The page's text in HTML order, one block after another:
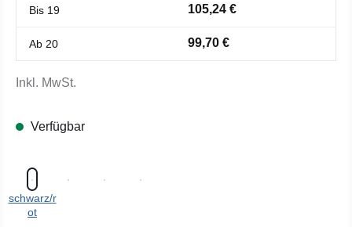
Bis 19 105,24 €
Ab 20 99,70 €
Inkl. MwSt.
Verfügbar
schwarz/r
ot